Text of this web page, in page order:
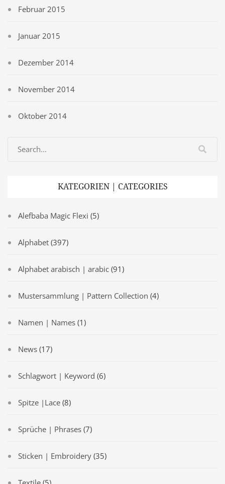
Februar 2015
Januar 2015
Dezember 2014
November 2014
Oktober 2014
KATEGORIEN | CATEGORIES
Alefbaba Magic Flexi (5)
Alphabet (397)
Alphabet arabisch | arabic (91)
Mustersammlung | Pattern Collection (4)
Namen | Names (1)
News (17)
Schlagwort | Keyword (6)
Spitze |Lace (8)
Sprüche | Phrases (7)
Sticken | Embroidery (35)